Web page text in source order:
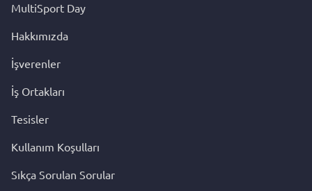
MultiSport Day
Hakkımızda
İşverenler
İş Ortakları
Tesisler
Kullanım Koşulları
Sıkça Sorulan Sorular